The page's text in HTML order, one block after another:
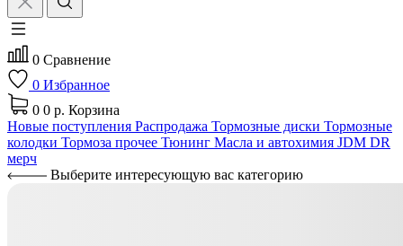
0 Сравнение
0 Избранное
0 0 р. Корзина
Новые поступления Распродажа Тормозные диски Тормозные
колодки Тормоза прочее Тюнинг Масла и автохимия JDM DR
мерч
Выберите интересующую вас категорию